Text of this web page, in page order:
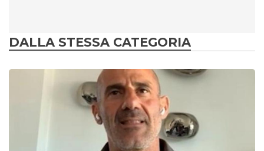
DALLA STESSA CATEGORIA